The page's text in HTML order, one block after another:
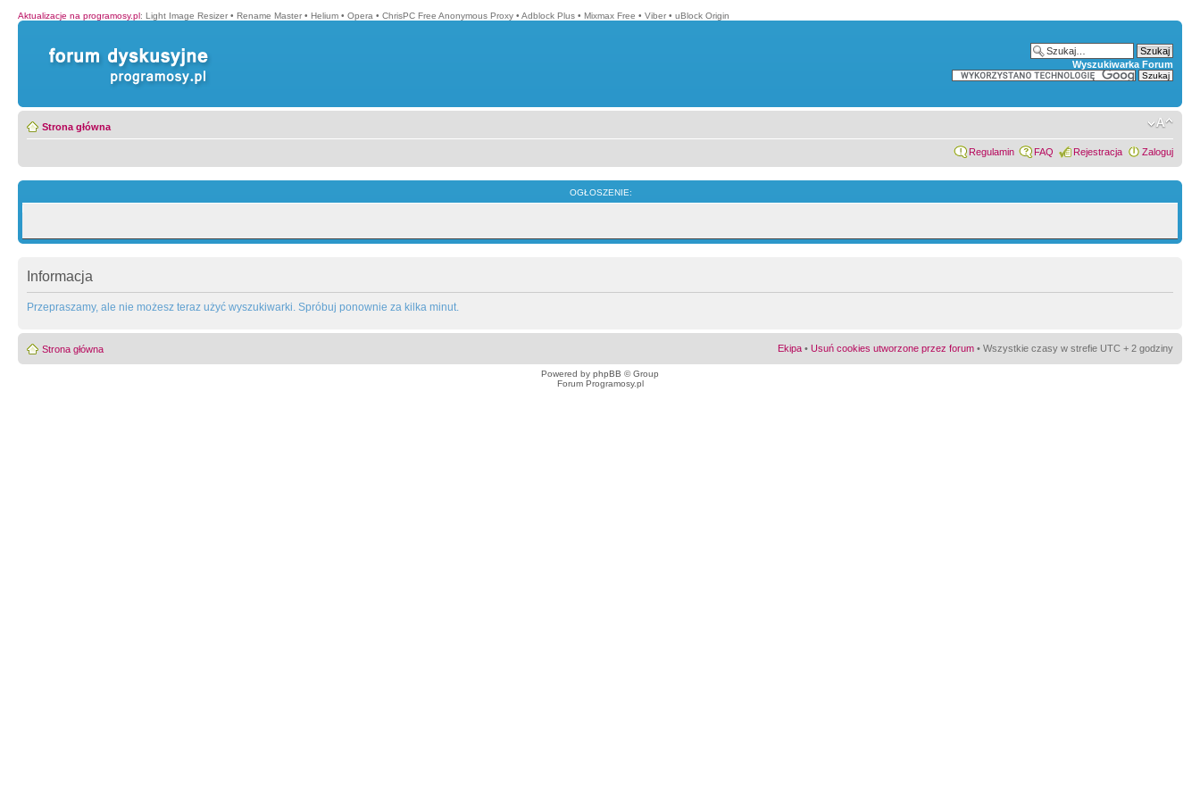
Aktualizacje na programosy.pl: Light Image Resizer • Rename Master • Helium • Opera • ChrisPC Free Anonymous Proxy • Adblock Plus • Mixmax Free • Viber • uBlock Origin
Wyszukiwarka Forum
Strona główna
Regulamin FAQ Rejestracja Zaloguj
OGŁOSZENIE:
Informacja
Przepraszamy, ale nie możesz teraz użyć wyszukiwarki. Spróbuj ponownie za kilka minut.
Strona główna Ekipa • Usuń cookies utworzone przez forum • Wszystkie czasy w strefie UTC + 2 godziny
Powered by phpBB © Group
Forum Programosy.pl